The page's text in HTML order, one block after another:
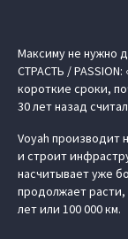
Максиму не нужно
СТРАСТЬ /
короткие сроки,
30 лет назад
Voyah производит
и строит
насчитывает уже
продолжает расти,
лет или 100 000 км.